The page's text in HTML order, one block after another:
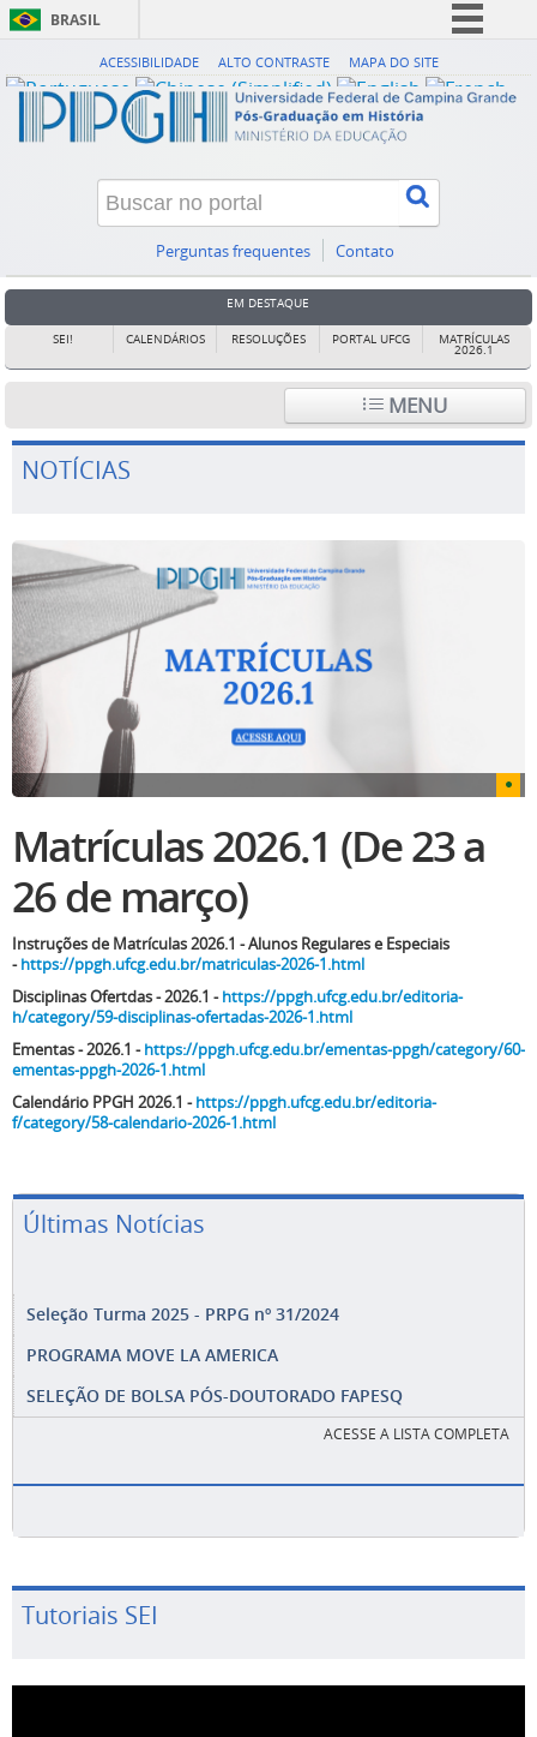
BRASIL
Simplifique!
Comunica BR
Participe
Legislação
Canais
ACESSIBILIDADE ALTO CONTRASTE MAPA DO SITE
Perguntas frequentes Contato
EM DESTAQUE
SEI! CALENDÁRIOS RESOLUÇÕES PORTAL UFCG MATRÍCULAS
2026.1
MENU
NOTÍCIAS
Matrículas 2026.1 (De 23 a
26 de março)
Instruções de Matrículas 2026.1 - Alunos Regulares e Especiais
-https://ppgh.ufcg.edu.br/matriculas-2026-1.html
Disciplinas Ofertdas - 2026.1 -https://ppgh.ufcg.edu.br/editoria-
h/category/59-disciplinas-ofertadas-2026-1.html
Ementas - 2026.1 -https://ppgh.ufcg.edu.br/ementas-ppgh/category/60-
ementas-ppgh-2026-1.html
Calendário PPGH 2026.1 -https://ppgh.ufcg.edu.br/editoria-
f/category/58-calendario-2026-1.html
Últimas Notícias
Seleção Turma 2025 - PRPG nº 31/2024
PROGRAMA MOVE LA AMERICA
SELEÇÃO DE BOLSA PÓS-DOUTORADO FAPESQ
ACESSE A LISTA COMPLETA
Tutoriais SEI